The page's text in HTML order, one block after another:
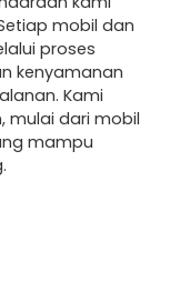
mobil dan
proses
kenyamanan
Kami
mulai dari mobil
mampu